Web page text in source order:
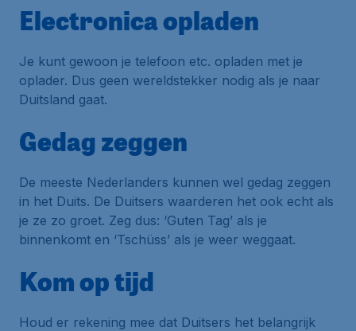
Electronica opladen
Je kunt gewoon je telefoon etc. opladen met je
oplader. Dus geen wereldstekker nodig als je naar
Duitsland gaat.
Gedag zeggen
De meeste Nederlanders kunnen wel gedag zeggen
in het Duits. De Duitsers waarderen het ook echt als
je ze zo groet. Zeg dus: ‘Guten Tag’ als je
binnenkomt en ‘Tschüss’ als je weer weggaat.
Kom op tijd
Houd er rekening mee dat Duitsers het belangrijk